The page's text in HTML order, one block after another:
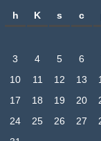
h K s c
3
4 5 6
10
11 12 13
17
18 19 20
24
25 26 27